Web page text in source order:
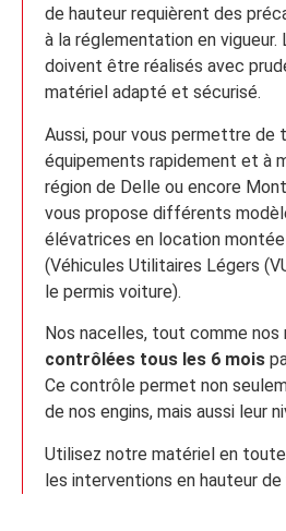
de hauteur requièrent des
à la réglementation en vigueur.
doivent être réalisés avec
matériel adapté et sécurisé.
Aussi, pour vous permettre de
équipements rapidement et à
région de Delle ou encore
vous propose différents
élévatrices en location
(Véhicules Utilitaires Légers
le permis voiture).
Nos nacelles, tout comme nos
contrôlées tous les 6 mois
Ce contrôle permet non
de nos engins, mais aussi leur
Utilisez notre matériel en
les interventions en hauteur